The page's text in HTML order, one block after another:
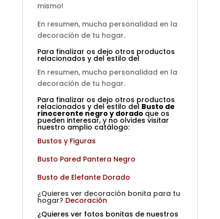
mismo!
En resumen, mucha personalidad en la
decoración de tu hogar.
Para finalizar os dejo otros productos
relacionados y del estilo del
En resumen, mucha personalidad en la
decoración de tu hogar.
Para finalizar os dejo otros productos
relacionados y del estilo del Busto de
rinoceronte negro y dorado que os
pueden interesar, y no olvides visitar
nuestro amplio catálogo:
Bustos y Figuras
Busto Pared Pantera Negro
Busto de Elefante Dorado
¿Quieres ver decoración bonita para tu
hogar? Decoración
¿Quieres ver fotos bonitas de nuestros